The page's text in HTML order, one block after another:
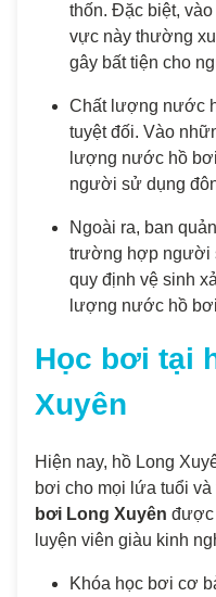
thốn. Đặc biệt,
vực này thường
gây bất tiện cho
Chất lượng nước
tuyệt đối. Vào
lượng nước hồ
người sử dụng
Ngoài ra, ban
trường hợp người
quy định vệ sinh
lượng nước hồ
Học bơi tại
Xuyên
Hiện nay, hồ Long
bơi cho mọi lứa tuổi và
bơi Long Xuyên được
luyện viên giàu kinh
Khóa học bơi cơ